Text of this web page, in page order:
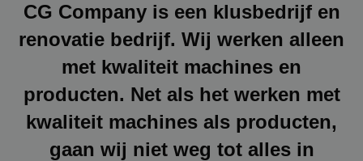
CG Company is een klusbedrijf en
renovatie bedrijf. Wij werken alleen
met kwaliteit machines en
producten. Net als het werken met
kwaliteit machines als producten,
gaan wij niet weg tot alles in